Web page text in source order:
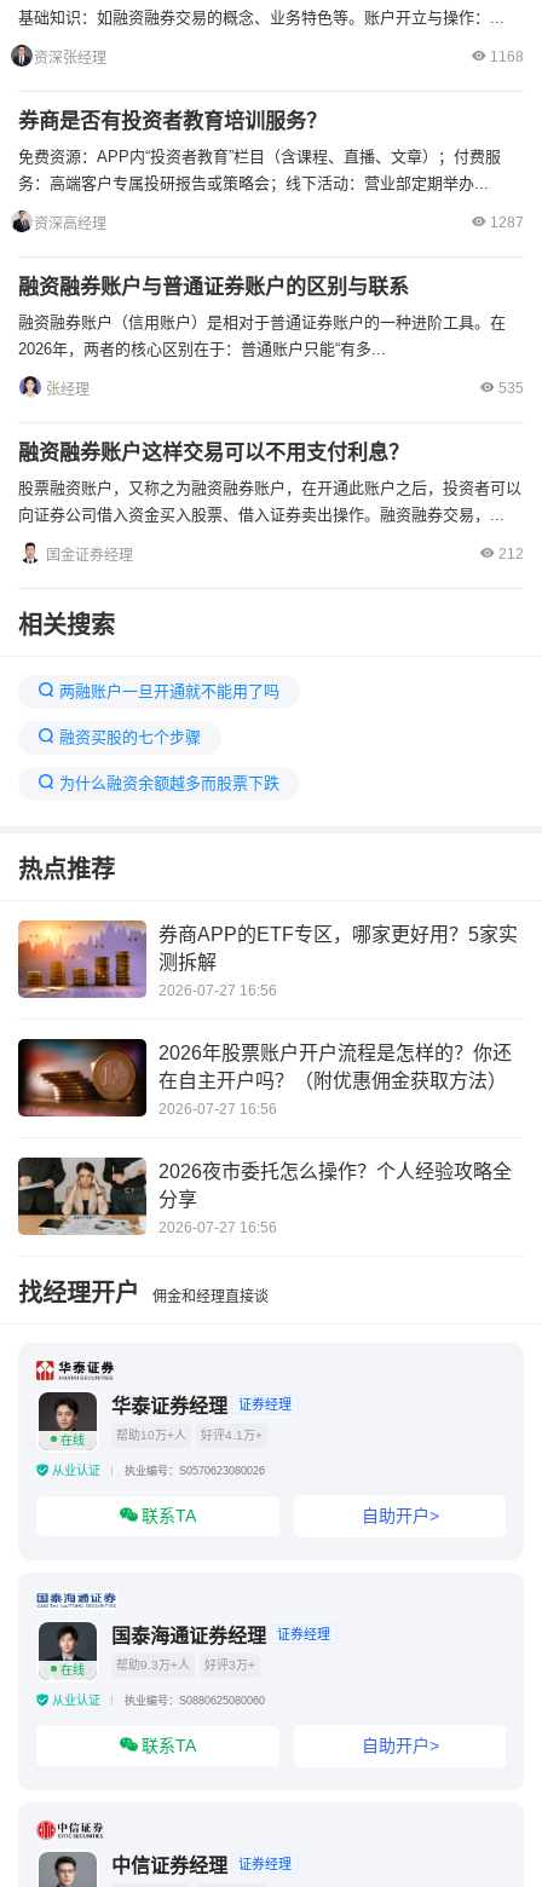
基础知识：如融资融券交易的概念、业务特色等。账户开立与操作：...
资深张经理 1168
券商是否有投资者教育培训服务？
免费资源：APP内“投资者教育”栏目（含课程、直播、文章）；付费服
务：高端客户专属投研报告或策略会；线下活动：营业部定期举办...
资深高经理 1287
融资融券账户与普通证券账户的区别与联系
融资融券账户（信用账户）是相对于普通证券账户的一种进阶工具。在
2026年，两者的核心区别在于：普通账户只能“有多...
张经理 535
融资融券账户这样交易可以不用支付利息？
股票融资账户，又称之为融资融券账户，在开通此账户之后，投资者可以
向证券公司借入资金买入股票、借入证券卖出操作。融资融券交易，...
国金证券经理 212
相关搜索
两融账户一旦开通就不能用了吗
融资买股的七个步骤
为什么融资余额越多而股票下跌
所有证券公司都可以开展融资融券吗
投资者教育融资融券
融资融券开通之后可以把资金拿走吗
上市公司为什么要融资融券
融资融券对于投资者的要求
热点推荐
券商APP的ETF专区，哪家更好用？5家实
测拆解
2026-07-27 16:56
2026年股票账户开户流程是怎样的？你还
在自主开户吗？（附优惠佣金获取方法）
2026-07-27 16:56
2026夜市委托怎么操作？个人经验攻略全
分享
2026-07-27 16:56
找经理开户 佣金和经理直接谈
在线
华泰证券经理 证券经理
帮助10万+人 好评4.1万+
从业认证 执业编号：S0570623080026
联系TA 自助开户>
在线
国泰海通证券经理 证券经理
帮助9.3万+人 好评3万+
从业认证 执业编号：S0880625080060
联系TA 自助开户>
中信证券经理 证券经理